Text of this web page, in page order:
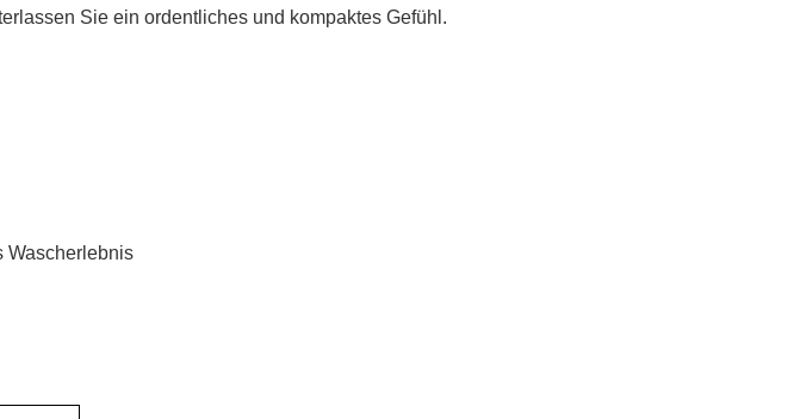
Sie ein ordentliches und kompaktes Gefühl.
Wascherlebnis